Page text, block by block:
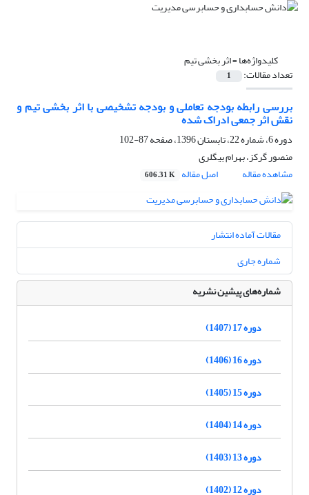
کلیدواژه‌ها =اثر بخشی تیم
تعداد مقالات: 1
بررسی رابطه بودجه تعاملی و بودجه تشخیصی با اثر بخشی تیم و
نقش اثر جمعی ادراک شده
دوره 6، شماره 22، تابستان 1396، صفحه
87-102
منصور گرکز، بهرام بیگلری
مشاهده مقاله
اصل مقاله 606.31 K
مقالات آماده انتشار
شماره جاری
شماره‌های پیشین نشریه
دوره 17 (1407)
دوره 16 (1406)
دوره 15 (1405)
دوره 14 (1404)
دوره 13 (1403)
دوره 12 (1402)